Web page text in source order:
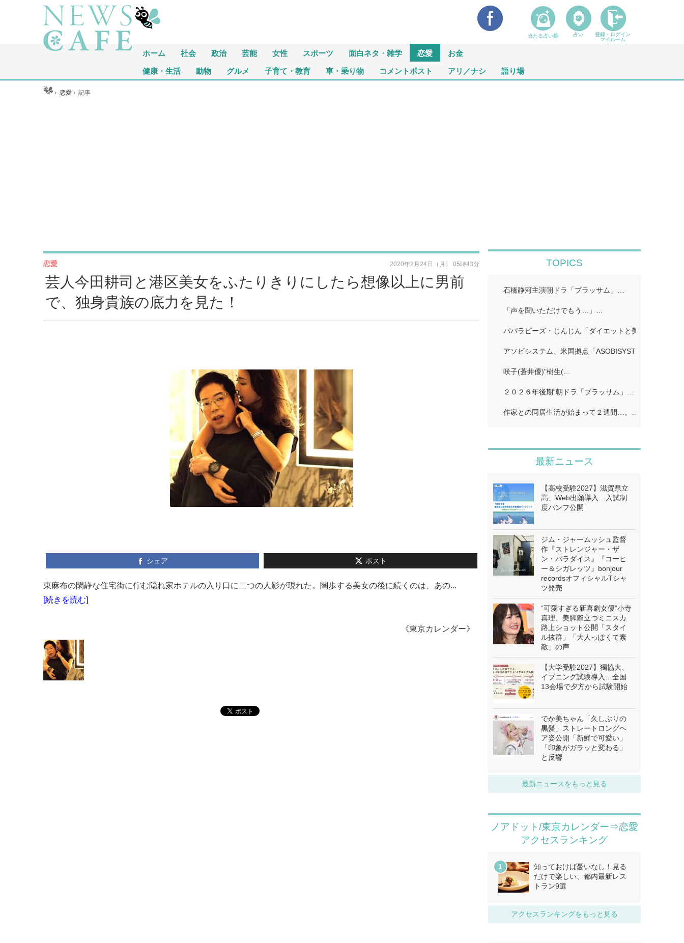
ホーム 社会 政治 芸能 女性 スポーツ 面白ネタ・雑学 恋愛 お金
健康・生活 動物 グルメ 子育て・教育 車・乗り物 コメントポスト アリ／ナシ 語り場
ホーム ›恋愛 ›記事
芸人今田耕司と港区美女をふたりきりにしたら想像以上に男前
で、独身貴族の底力を見た！
恋愛 2020年2月24日（月） 05時43分
シェア ポスト
東麻布の閑静な住宅街に佇む隠れ家ホテルの入り口に二つの人影が現れた。闊歩する美女の後に続くのは、あの...
[続きを読む]
《東京カレンダー》
TOPICS
石橋静河主演朝ドラ「ブラッサム」…
「声を聞いただけでもう…」…
パパラピーズ・じんじん「ダイエットと美肌に超良い
アソビシステム、米国拠点「ASOBISYSTEM USA」…
咲子(蒼井優)"樹生(…
２０２６年後期“朝ドラ「ブラッサム」…
作家との同居生活が始まって２週間…。…
最新ニュース
【高校受験2027】滋賀県立
高、Web出願導入…入試制
度パンフ公開
ジム・ジャームッシュ監督
作『ストレンジャー・ザ
ン・パラダイス』『コーヒ
ー＆シガレッツ』bonjour
recordsオフィシャルTシャ
ツ発売
“可愛すぎる新喜劇女優”小寺
真理、美脚際立つミニスカ
路上ショット公開「スタイ
ル抜群」「大人っぽくて素
敵」の声
【大学受験2027】獨協大、
イブニング試験導入…全国
13会場で夕方から試験開始
でか美ちゃん「久しぶりの
黒髪」ストレートロングヘ
ア姿公開「新鮮で可愛い」
「印象がガラッと変わる」
と反響
最新ニュースをもっと見る
ノアドット/東京カレンダー⇒恋愛
アクセスランキング
知っておけば憂いなし！見る
だけで楽しい、都内最新レス
トラン9選
アクセスランキングをもっと見る
当たる占い師 占い
登録・ログイン
マイルーム